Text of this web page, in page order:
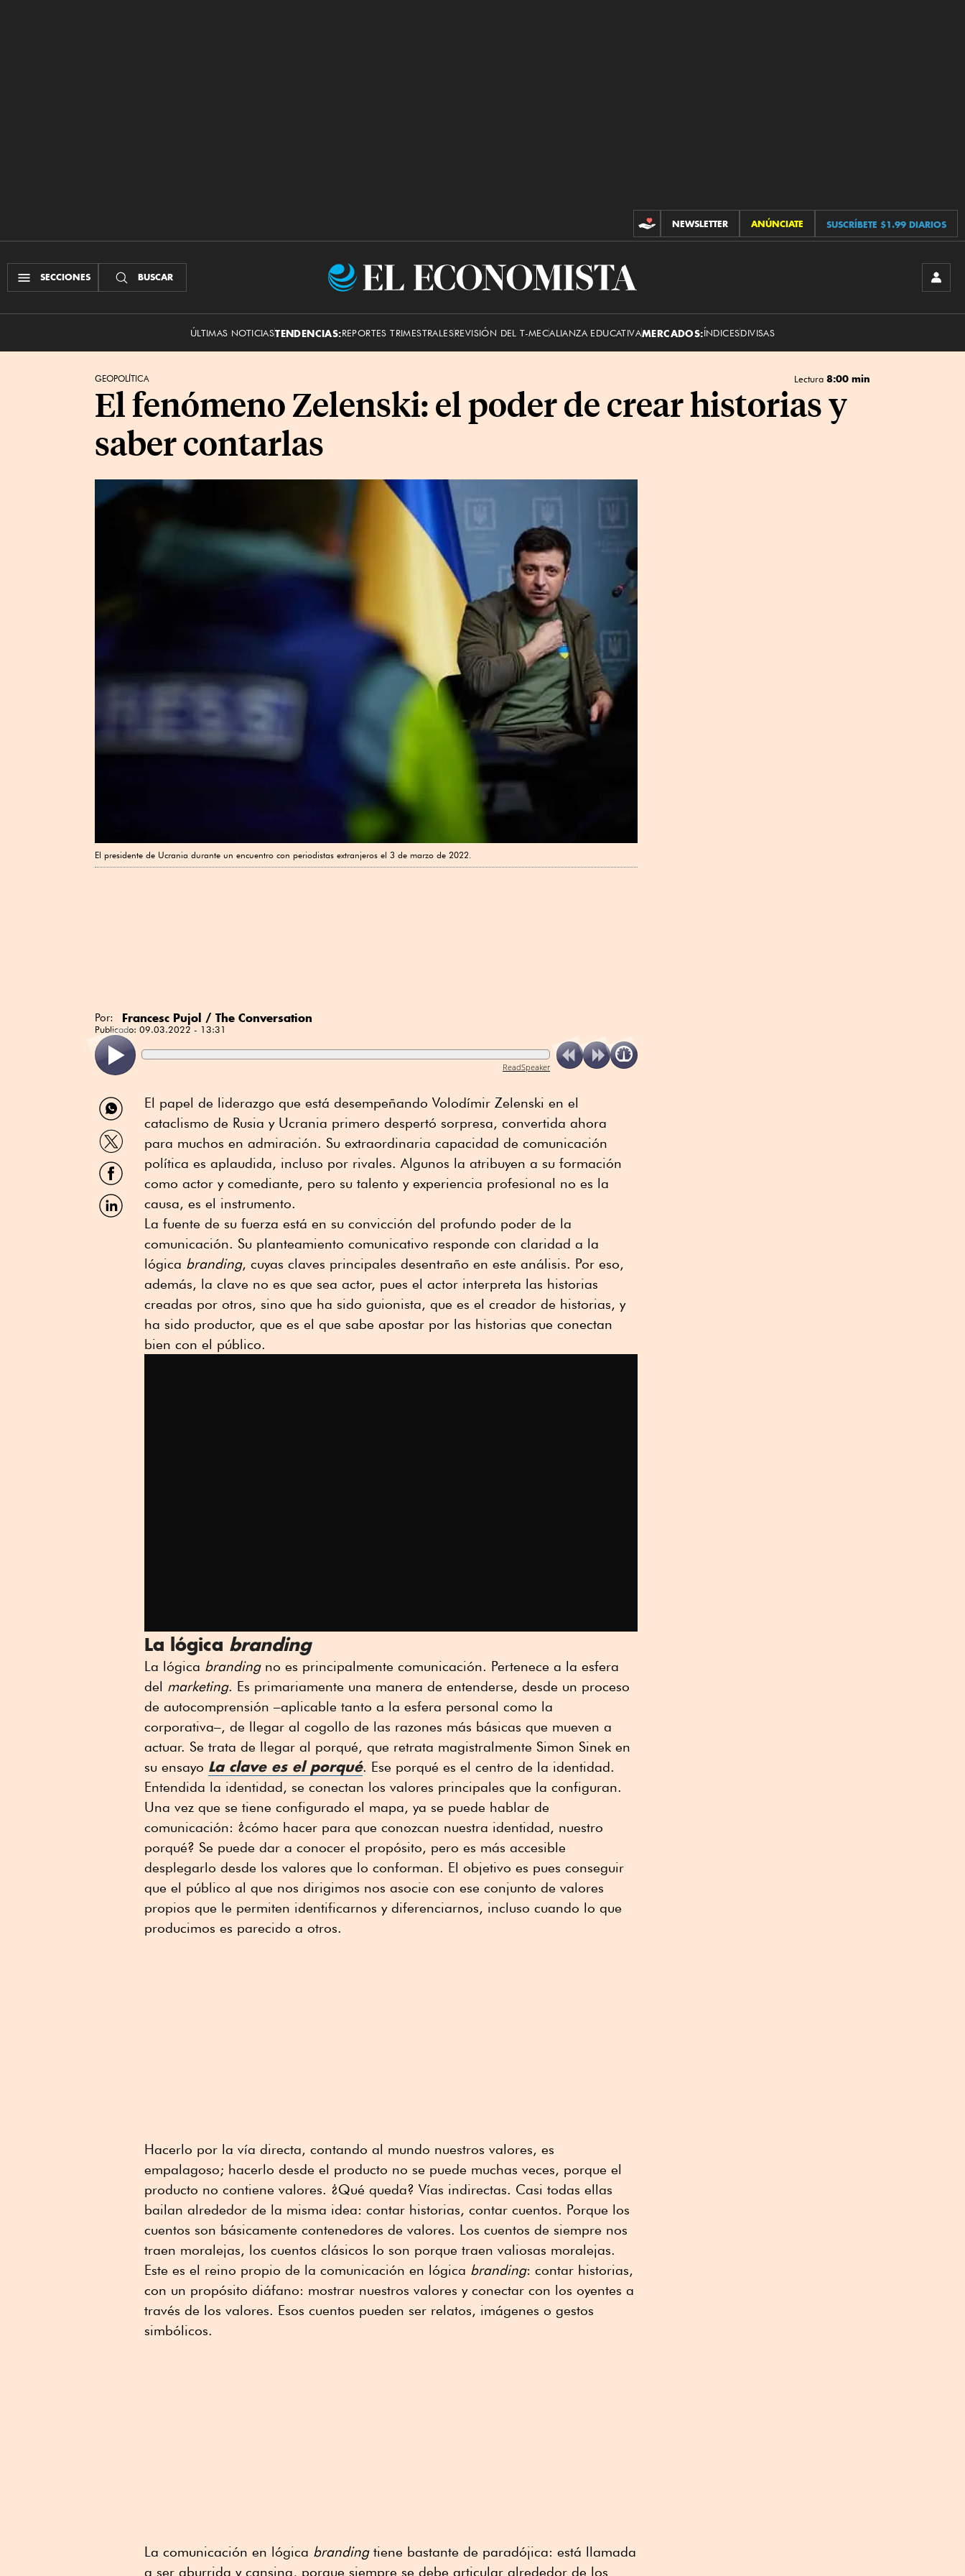
CONTRIBUCIONES
NEWSLETTER ANÚNCIATE SUSCRÍBETE $1.99 DIARIOS
SECCIONES BUSCAR
El
ÚLTIMAS NOTICIASTENDENCIAS:REPORTES TRIMESTRALESREVISIÓN DEL T-MECALIANZA EDUCATIVAMERCADOS:ÍNDICESDIVISAS
GEOPOLÍTICA Lectura 8:00 min
El fenómeno Zelenski: el poder de crear historias y
saber contarlas
El presidente de Ucrania durante un encuentro con periodistas extranjeros el 3 de marzo de 2022.
Por: Francesc Pujol / The Conversation
Publicado: 09.03.2022 - 13:31
ReadSpeaker
Compartir
por
WhatsApp
Compartir
por
Twitter
Compartir
por
Facebook
Compartir
por
El papel de liderazgo que está desempeñando Volodímir Zelenski en el
cataclismo de Rusia y Ucrania primero despertó sorpresa, convertida ahora
para muchos en admiración. Su extraordinaria capacidad de comunicación
política es aplaudida, incluso por rivales. Algunos la atribuyen a su formación
como actor y comediante, pero su talento y experiencia profesional no es la
causa, es el instrumento.
La fuente de su fuerza está en su convicción del profundo poder de la
comunicación. Su planteamiento comunicativo responde con claridad a la
lógica branding, cuyas claves principales desentraño en este análisis. Por eso,
además, la clave no es que sea actor, pues el actor interpreta las historias
creadas por otros, sino que ha sido guionista, que es el creador de historias, y
ha sido productor, que es el que sabe apostar por las historias que conectan
bien con el público.
La lógica branding
La lógica brandingno es principalmente comunicación. Pertenece a la esfera
del marketing. Es primariamente una manera de entenderse, desde un proceso
de autocomprensión –aplicable tanto a la esfera personal como la
corporativa–, de llegar al cogollo de las razones más básicas que mueven a
actuar. Se trata de llegar al porqué, que retrata magistralmente Simon Sinek en
su ensayo La clave es el porqué. Ese porqué es el centro de la identidad.
Entendida la identidad, se conectan los valores principales que la configuran.
Una vez que se tiene configurado el mapa, ya se puede hablar de
comunicación: ¿cómo hacer para que conozcan nuestra identidad, nuestro
porqué? Se puede dar a conocer el propósito, pero es más accesible
desplegarlo desde los valores que lo conforman. El objetivo es pues conseguir
que el público al que nos dirigimos nos asocie con ese conjunto de valores
propios que le permiten identificarnos y diferenciarnos, incluso cuando lo que
producimos es parecido a otros.
Hacerlo por la vía directa, contando al mundo nuestros valores, es
empalagoso; hacerlo desde el producto no se puede muchas veces, porque el
producto no contiene valores. ¿Qué queda? Vías indirectas. Casi todas ellas
bailan alrededor de la misma idea: contar historias, contar cuentos. Porque los
cuentos son básicamente contenedores de valores. Los cuentos de siempre nos
traen moralejas, los cuentos clásicos lo son porque traen valiosas moralejas.
Este es el reino propio de la comunicación en lógica branding: contar historias,
con un propósito diáfano: mostrar nuestros valores y conectar con los oyentes a
través de los valores. Esos cuentos pueden ser relatos, imágenes o gestos
simbólicos.
La comunicación en lógica brandingtiene bastante de paradójica: está llamada
a ser aburrida y cansina, porque siempre se debe articular alrededor de los